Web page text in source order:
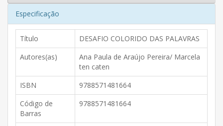
Especificação
Título
DESAFIO COLORIDO DAS PALAVRAS
Autores(as)
Ana Paula de Araújo Pereira/ Marcela
ten caten
ISBN
9788571481664
Código de
Barras
9788571481664